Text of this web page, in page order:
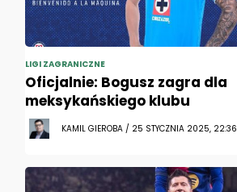
LIGI ZAGRANICZNE
Oficjalnie: Bogusz zagra dla
meksykańskiego klubu
KAMIL GIEROBA / 25 STYCZNIA 2025, 22:36